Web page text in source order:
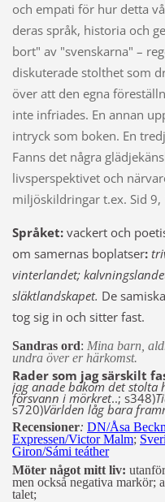
och empati för hur detta
deras språk, historia och
bort" av "svenskarna" –
diskuterade stolthet som
över att den egna
inte infriades. En annan
intryck som boken. En
Fanns det några
livsperspektivet och
miljöskildringar t.ex. Sid 9,
Språket: vackert och
om samernas boplatser:
vinterlandet;
släktlandskapet. De
tog sig in och sitter fast.
Sandras ord: Mina barn,
undra över er härkomst.
Rader som jag särskilt
jag anade bakom det stolta
försvann i mörkret..; s348)
s720)Världen låg bara
Recensioner: DN/Åsa
Expressen/Victor Malm;
Giron/Sámi teáther
Möter något mitt liv:
men också negativa markör;
talet;